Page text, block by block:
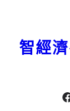
Facebook
智經